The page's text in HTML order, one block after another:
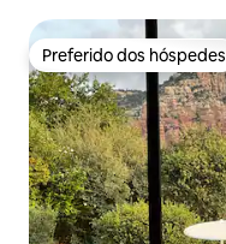
Preferido dos hóspedes
Preferido dos hóspedes